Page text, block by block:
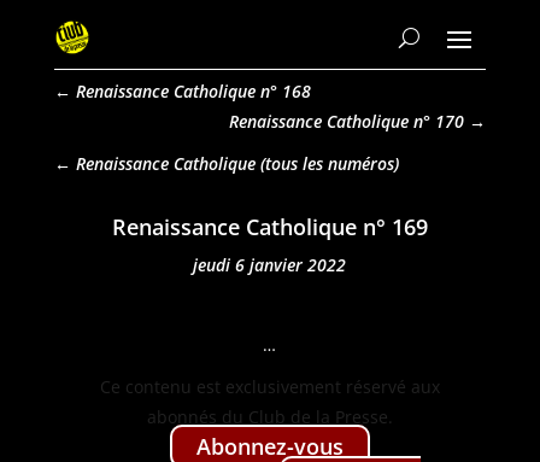
← Renaissance Catholique n° 168
Renaissance Catholique n° 170 →
Renaissance Catholique
Renaissance Catholique n° 169
jeudi 6 janvier 2022
…
Ce con­tenu est exclu­sive­ment réservé aux
abon­nés du Club de la Presse.
Abon­nez-vous